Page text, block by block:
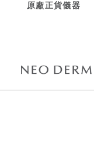
原廠正貨儀器